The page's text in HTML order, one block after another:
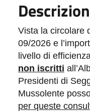
Vista la circolare
09/2026 e
livello di
non iscritti
Presidenti di
Mussolente
per queste